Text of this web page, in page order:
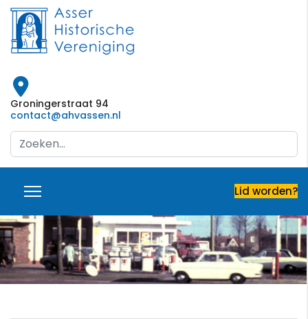
Groningerstraat 94
contact@ahvassen.nl
Search
...
Lid worden?